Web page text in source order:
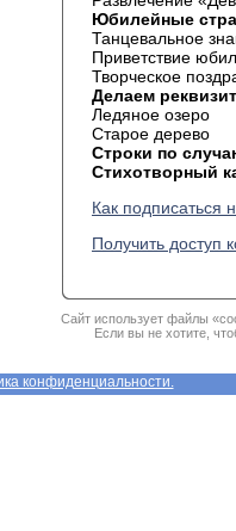
Юбилейные
Танцевальное
Приветствие
Творческое
Делаем реквизит
Ледяное озеро
Старое дерево
Строки по
Стихотворный
Как подписаться
Получить доступ
Сайт использует файлы
Если вы не хотите,
конфиденциальности.